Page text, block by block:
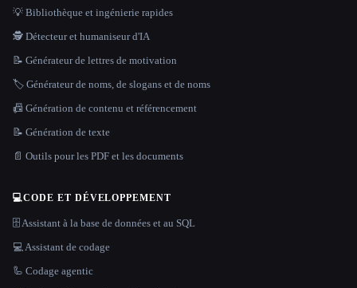
💡 Bibliothèque et ingénierie rapides
🕵️ Détecteur et humaniseur d'IA
📝 Générateur de lettres de motivation
🏷️ Générateur de noms, de slogans et de noms
📠 Génération de contenu et référencement
📝 Génération de texte
📄 Outils pour les PDF et les documents
💻CODE ET DÉVELOPPEMENT
🗄️ Assistant à la base de données et au SQL
💻 Assistant de codage
🦾 Codage agentic